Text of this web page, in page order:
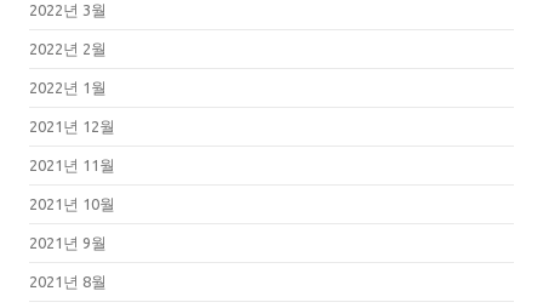
2022년 3월
2022년 2월
2022년 1월
2021년 12월
2021년 11월
2021년 10월
2021년 9월
2021년 8월